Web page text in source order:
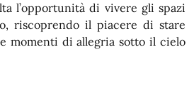
l’opportunità di vivere gli spazi
riscoprendo il piacere di stare
momenti di allegria sotto il cielo